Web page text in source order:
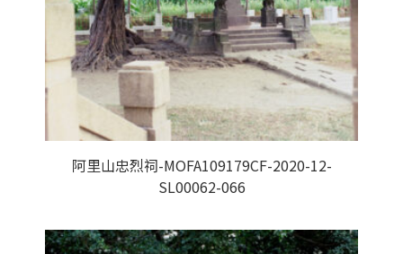
阿里山忠烈祠-MOFA109179CF-2020-12-
SL00062-066